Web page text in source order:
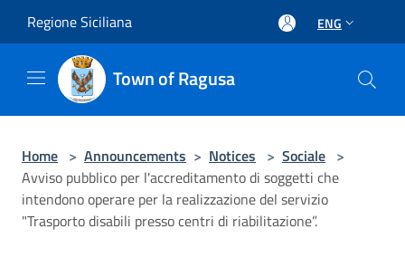
Regione Siciliana ENG
Town of Ragusa
Home > Announcements > Notices > Sociale >
Avviso pubblico per l'accreditamento di soggetti che
intendono operare per la realizzazione del servizio
"Trasporto disabili presso centri di riabilitazione”.